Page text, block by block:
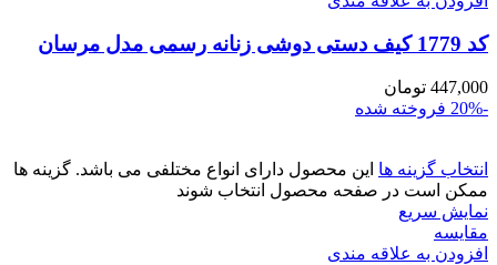
کد 1779 کیف دستی دوشی زنانه رسمی مدل مرسان
447,000 تومان
-20%
فروخته شده
انتخاب گزینه ها این محصول دارای انواع مختلفی می باشد. گزینه ها
ممکن است در صفحه محصول انتخاب شوند
نمایش سریع
مقايسه
افزودن به علاقه مندی